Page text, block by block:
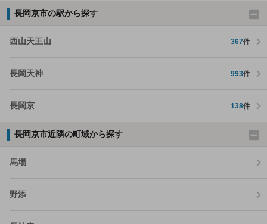
長岡京市の駅から探す
西山天王山 367件
長岡天神 993件
長岡京 138件
長岡京市近隣の町域から探す
馬場
野添